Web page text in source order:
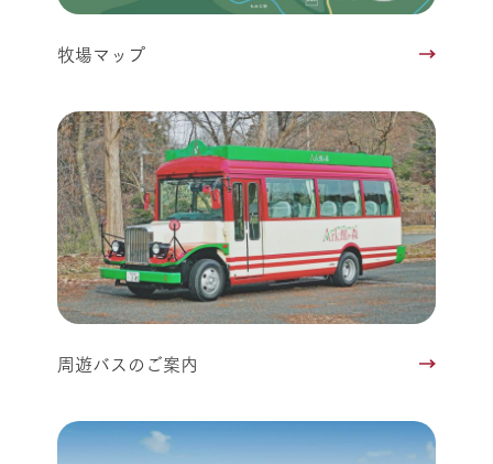
牧場マップ
周遊バスのご案内